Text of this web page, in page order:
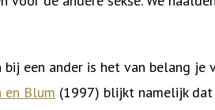
bij een ander is het van belang
en Blum (1997) blijkt namelijk dat